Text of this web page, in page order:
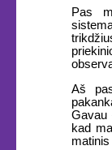
Pas
Aš
Gavau
kad